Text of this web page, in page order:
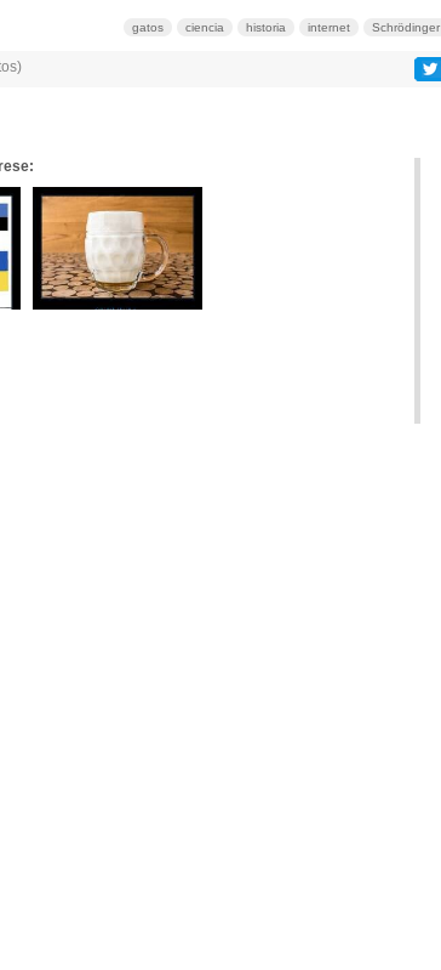
gatos ciencia historia internet Schrödinger